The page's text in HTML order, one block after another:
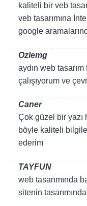
kaliteli bir veb
veb tasarımına
google
Ozlemg
aydın web
çalışıyorum ve
Caner
Çok güzel bir yazı
böyle kaliteli
ederim
TAYFUN
web tasarımında
sitenin